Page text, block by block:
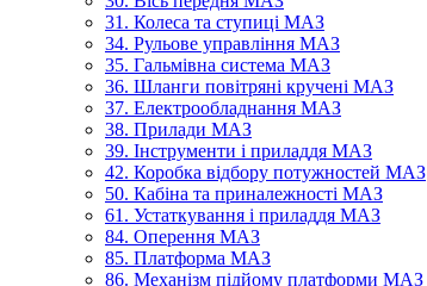
31. Колеса та ступиці МАЗ
34. Рульове управління МАЗ
35. Гальмівна система МАЗ
36. Шланги повітряні кручені МАЗ
37. Електрообладнання МАЗ
38. Прилади МАЗ
39. Інструменти і приладдя МАЗ
42. Коробка відбору потужностей МАЗ
50. Кабіна та приналежності МАЗ
61. Устаткування і приладдя МАЗ
84. Оперення МАЗ
85. Платформа МАЗ
86. Механізм підйому платформи МАЗ